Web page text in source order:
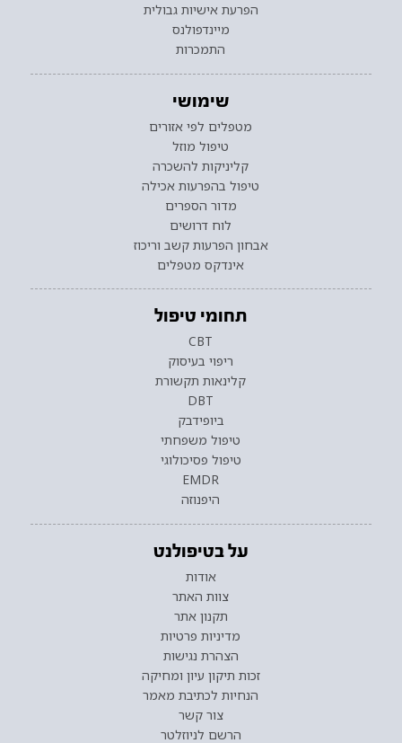
הפרעת אישיות גבולית
מיינדפולנס
התמכרות
שימושי
מטפלים לפי אזורים
טיפול מוזל
קליניקות להשכרה
טיפול בהפרעות אכילה
מדור הספרים
לוח דרושים
אבחון הפרעות קשב וריכוז
אינדקס מטפלים
תחומי טיפול
CBT
ריפוי בעיסוק
קלינאות תקשורת
DBT
ביופידבק
טיפול משפחתי
טיפול פסיכולוגי
EMDR
היפנוזה
על בטיפולנט
אודות
צוות האתר
תקנון אתר
מדיניות פרטיות
הצהרת נגישות
זכות תיקון עיון ומחיקה
הנחיות לכתיבת מאמר
צור קשר
הרשם לניוזלטר